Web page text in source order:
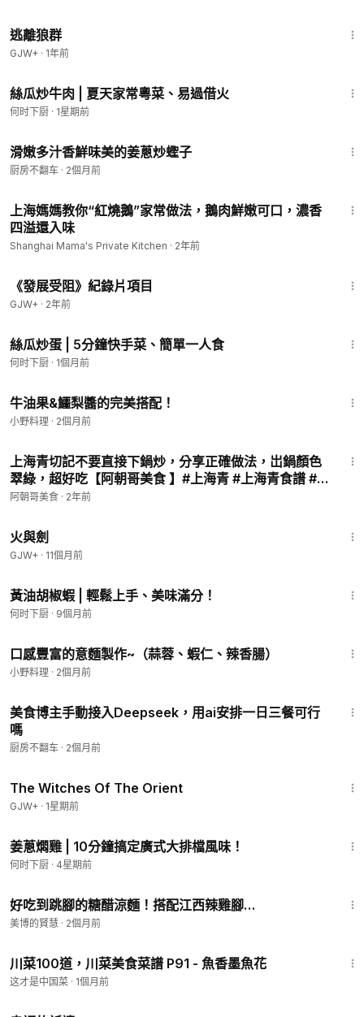
逃離狼群
GJW+ · 1年前
絲瓜炒牛肉 | 夏天家常粵菜、易過借火
何时下厨 · 1星期前
滑嫩多汁香鮮味美的姜蔥炒蟶子
厨房不翻车 · 2個月前
上海媽媽教你“紅燒鵝”家常做法，鵝肉鮮嫩可口，濃香
四溢還入味
Shanghai Mama's Private Kitchen · 2年前
《發展受阻》紀錄片項目
GJW+ · 2年前
絲瓜炒蛋 | 5分鐘快手菜、簡單一人食
何时下厨 · 1個月前
牛油果&鱷梨醬的完美搭配！
小野料理 · 2個月前
上海青切記不要直接下鍋炒，分享正確做法，岀鍋顏色
翠綠，超好吃【阿朝哥美食 】#上海青 #上海青食譜 #
上海青料理 #上海青的做法 #上海青煮法
阿朝哥美食 · 2年前
火與劍
GJW+ · 11個月前
黃油胡椒蝦 | 輕鬆上手、美味滿分！
何时下厨 · 9個月前
口感豐富的意麵製作~（蒜蓉、蝦仁、辣香腸）
小野料理 · 2個月前
美食博主手動接入Deepseek，用ai安排一日三餐可行
嗎
厨房不翻车 · 2個月前
The Witches Of The Orient
GJW+ · 1星期前
姜蔥燜雞 | 10分鐘搞定廣式大排檔風味！
何时下厨 · 4星期前
好吃到跳腳的糖醋涼麵！搭配江西辣雞腳…
美博的賢慧 · 2個月前
川菜100道，川菜美食菜譜 P91 - 魚香墨魚花
这才是中国菜 · 1個月前